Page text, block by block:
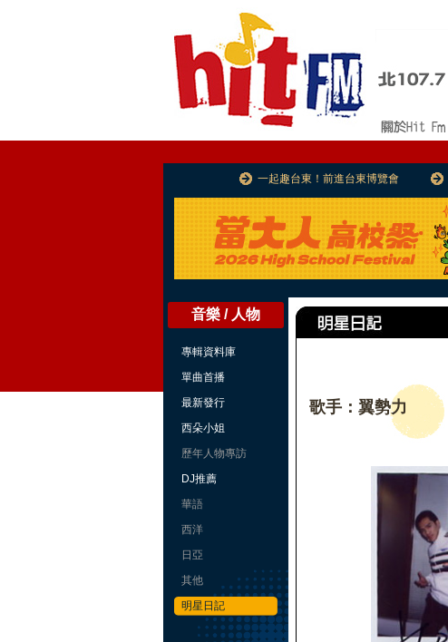
一起趣台東！前進台東博覽會
音樂 / 人物
專輯資料庫
單曲首播
最新發行
西朵小姐
歷年人物專訪
DJ推薦
華語
西洋
日亞
其他
明星日記
歌手：翼勢力